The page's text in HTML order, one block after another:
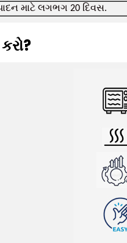
માટે લગભગ 20 દિવસ.